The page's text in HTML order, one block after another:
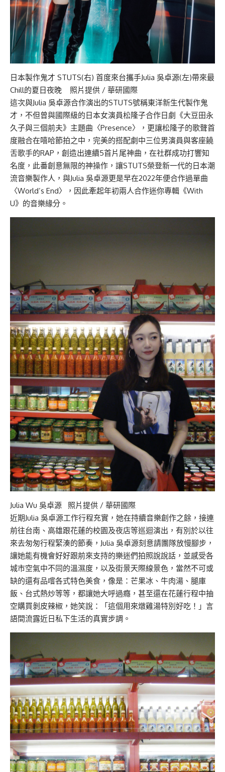
日本製作鬼才 STUTS(右) 首度來台攜手Julia 吳卓源(左)帶來最
Chill的夏日夜晚 照片提供 / 華研國際
這次與Julia 吳卓源合作演出的STUTS號稱東洋新生代製作鬼
才，不但曾與國際級的日本女演員松隆子合作日劇《大豆田永
久子與三個前夫》主題曲〈Presence〉，更讓松隆子的歌聲首
度融合在嘻哈節拍之中，完美的搭配劇中三位男演員與客座饒
舌歌手的RAP，創造出連續5首片尾神曲，在社群成功打響知
名度，此番創意無限的神操作，讓STUTS榮登新一代的日本潮
流音樂製作人，與Julia 吳卓源更是早在2022年便合作過單曲
〈World’s End〉，因此牽起年初兩人合作迷你專輯《With
U》的音樂緣分。
Julia Wu 吳卓源 照片提供 / 華研國際
近期Julia 吳卓源工作行程充實，她在持續音樂創作之餘，接連
前往台南、高雄跟花蓮的校園及夜店等巡迴演出，有別於以往
來去匆匆行程緊湊的節奏，Julia 吳卓源刻意請團隊放慢腳步，
讓她能有機會好好跟前來支持的樂迷們拍照說說話，並感受各
城市空氣中不同的溫濕度，以及街景天際線景色，當然不可或
缺的還有品嚐各式特色美食，像是：芒果冰、牛肉湯、腿庫
飯、台式熱炒等等，都讓她大呼過癮，甚至還在花蓮行程中抽
空購買剝皮辣椒，她笑說：「這個用來燉雞湯特別好吃！」言
語間流露近日私下生活的真實步調。